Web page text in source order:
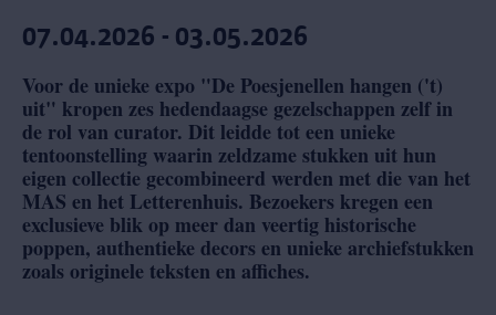
07.04.2026 - 03.05.2026
Voor de unieke expo "De Poesjenellen hangen ('t)
uit" kropen zes hedendaagse gezelschappen zelf in
de rol van curator. Dit leidde tot een unieke
tentoonstelling waarin zeldzame stukken uit hun
eigen collectie gecombineerd werden met die van het
MAS en het Letterenhuis. Bezoekers kregen een
exclusieve blik op meer dan veertig historische
poppen, authentieke decors en unieke archiefstukken
zoals originele teksten en affiches.